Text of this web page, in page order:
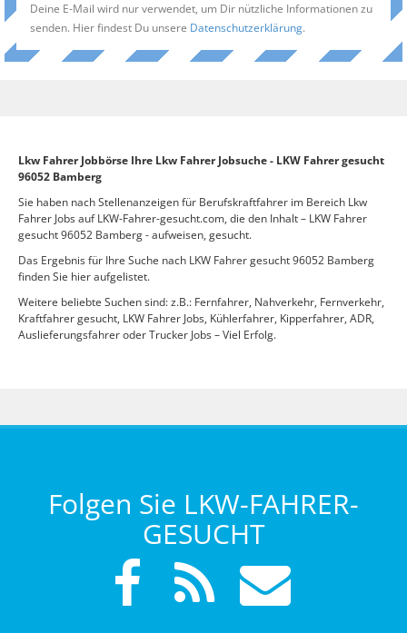
Deine E-Mail wird nur verwendet, um Dir nützliche Informationen zu
senden. Hier findest Du unsere Datenschutzerklärung.
Lkw Fahrer Jobbörse Ihre Lkw Fahrer Jobsuche - LKW Fahrer gesucht
96052 Bamberg
Sie haben nach Stellenanzeigen für Berufskraftfahrer im Bereich Lkw
Fahrer Jobs auf LKW-Fahrer-gesucht.com, die den Inhalt – LKW Fahrer
gesucht 96052 Bamberg - aufweisen, gesucht.
Das Ergebnis für Ihre Suche nach LKW Fahrer gesucht 96052 Bamberg
finden Sie hier aufgelistet.
Weitere beliebte Suchen sind: z.B.: Fernfahrer, Nahverkehr, Fernverkehr,
Kraftfahrer gesucht, LKW Fahrer Jobs, Kühlerfahrer, Kipperfahrer, ADR,
Auslieferungsfahrer oder Trucker Jobs – Viel Erfolg.
Folgen Sie LKW-FAHRER-
GESUCHT